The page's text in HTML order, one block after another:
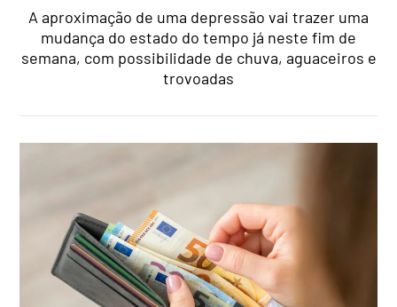
A aproximação de uma depressão vai trazer uma
mudança do estado do tempo já neste fim de
semana, com possibilidade de chuva, aguaceiros e
trovoadas